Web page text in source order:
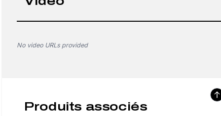
No video URLs provided
Produits associés